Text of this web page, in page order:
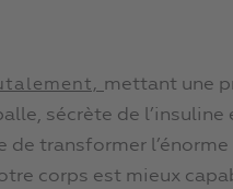
mettant une
sécrète de
transformer l’énorme
corps est mieux